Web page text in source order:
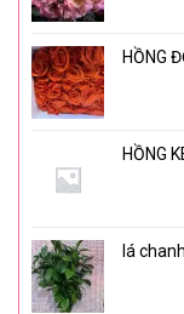
HỒNG
HỒNG
lá chanh